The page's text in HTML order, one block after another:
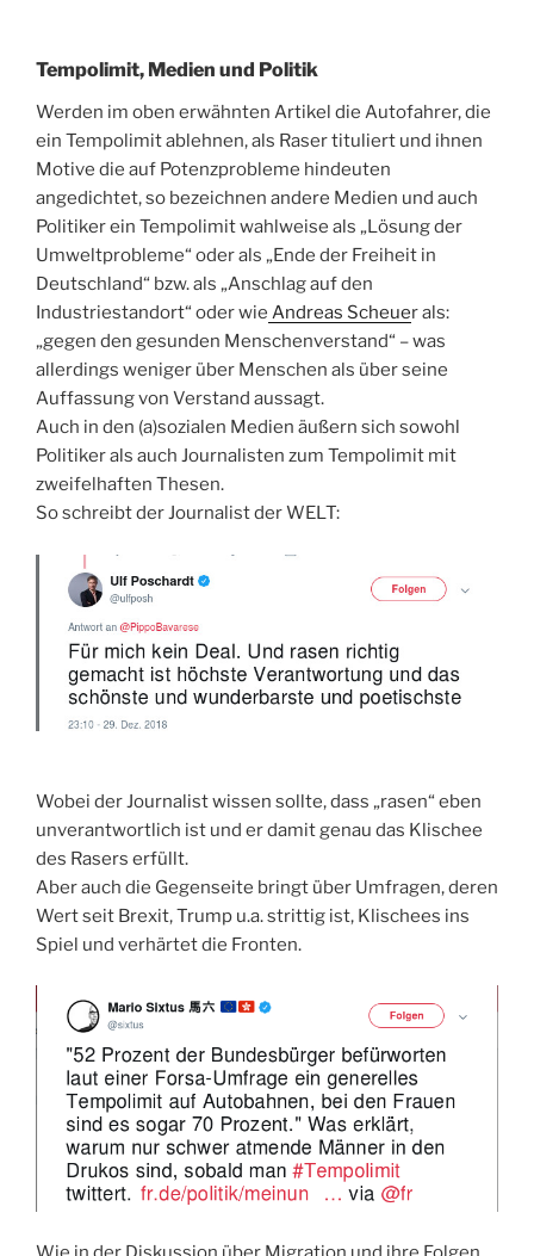
Tempolimit, Medien und Politik
Werden im oben erwähnten Artikel die Autofahrer, die
ein Tempolimit ablehnen, als Raser tituliert und ihnen
Motive die auf Potenzprobleme hindeuten
angedichtet, so bezeichnen andere Medien und auch
Politiker ein Tempolimit wahlweise als „Lösung der
Umweltprobleme“ oder als „Ende der Freiheit in
Deutschland“ bzw. als „Anschlag auf den
Industriestandort“ oder wie Andreas Scheuer als:
„gegen den gesunden Menschenverstand“ – was
allerdings weniger über Menschen als über seine
Auffassung von Verstand aussagt.
Auch in den (a)sozialen Medien äußern sich sowohl
Politiker als auch Journalisten zum Tempolimit mit
zweifelhaften Thesen.
So schreibt der Journalist der WELT:
Wobei der Journalist wissen sollte, dass „rasen“ eben
unverantwortlich ist und er damit genau das Klischee
des Rasers erfüllt.
Aber auch die Gegenseite bringt über Umfragen, deren
Wert seit Brexit, Trump u.a. strittig ist, Klischees ins
Spiel und verhärtet die Fronten.